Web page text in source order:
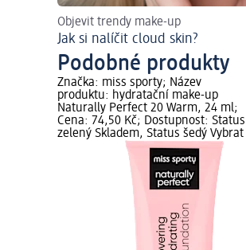
Objevit trendy make-up
Jak si nalíčit cloud skin?
Podobné produkty
Značka: miss sporty; Název
produktu: hydratační make-up
Naturally Perfect 20 Warm, 24 ml;
Cena: 74,50 Kč; Dostupnost: Status
zelený Skladem, Status šedý Vybrat